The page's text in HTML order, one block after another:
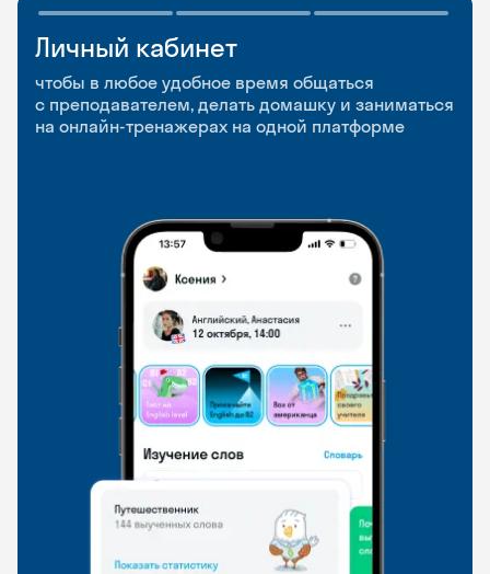
Личный кабинет
чтобы в любое удобное время общаться
с преподавателем, делать домашку и заниматься
на онлайн-тренажерах на одной платформе
Мобильное
приложение
чтобы заниматься и изучать новые слова где
и когда удобно
Разговорные клубы
и Talks
Групповые занятия для разговорной практики
и индивидуальные встречи с преподавателями